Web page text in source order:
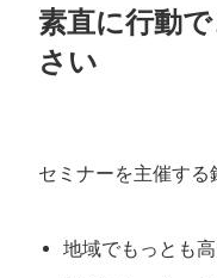
素直に行動
さい
セミナーを主催する
地域でもっとも